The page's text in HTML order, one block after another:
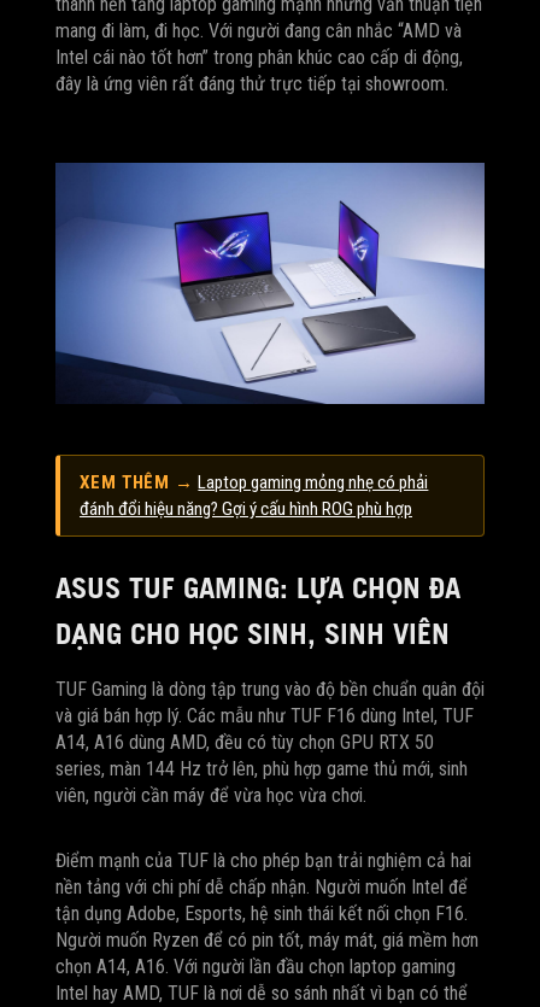
mang đi làm, đi học. Với người đang cân nhắc “AMD và
Intel cái nào tốt hơn” trong phân khúc cao cấp di động,
đây là ứng viên rất đáng thử trực tiếp tại showroom.
XEM THÊM →Laptop gaming mỏng nhẹ có phải
đánh đổi hiệu năng? Gợi ý cấu hình ROG phù hợp
ASUS TUF GAMING: LỰA CHỌN ĐA
DẠNG CHO HỌC SINH, SINH VIÊN
TUF Gaming là dòng tập trung vào độ bền chuẩn quân đội
và giá bán hợp lý. Các mẫu như TUF F16 dùng Intel, TUF
A14, A16 dùng AMD, đều có tùy chọn GPU RTX 50
series, màn 144 Hz trở lên, phù hợp game thủ mới, sinh
viên, người cần máy để vừa học vừa chơi.
Điểm mạnh của TUF là cho phép bạn trải nghiệm cả hai
nền tảng với chi phí dễ chấp nhận. Người muốn Intel để
tận dụng Adobe, Esports, hệ sinh thái kết nối chọn F16.
Người muốn Ryzen để có pin tốt, máy mát, giá mềm hơn
chọn A14, A16. Với người lần đầu chọn laptop gaming
Intel hay AMD, TUF là nơi dễ so sánh nhất vì bạn có thể